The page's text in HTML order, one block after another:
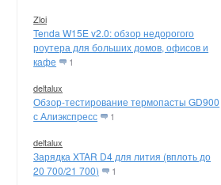
Zloi
Tenda W15E v2.0: обзор недорогого
роутера для больших домов, офисов и
кафе
1
deltalux
Обзор-тестирование термопасты GD900
с Алиэкспресс
1
deltalux
Зарядка XTAR D4 для лития (вплоть до
20 700/21 700)
1